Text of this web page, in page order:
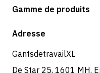
Options de paiement
Retours et service
Gamme de produits
Boutique
Adresse
GantsdetravailXL
De Star 25, 1601 MH,